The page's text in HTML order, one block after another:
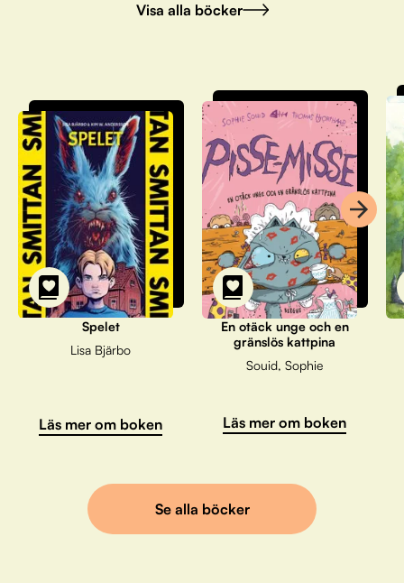
Visa alla böcker
Spelet
Lisa Bjärbo
Läs mer om boken
En otäck unge och en
gränslös kattpina
Souid, Sophie
Läs mer om boken
Se alla böcker